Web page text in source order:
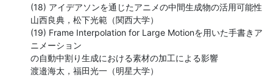
(18) アイデアソンを通じたアニメの中間生成物の活用可能性
山西良典，松下光範（関西大学）
(19) Frame Interpolation for Large Motionを用いた手書きア
ニメーション
の自動中割り生成における素材の加工による影響
渡邉海太，福田光一（明星大学）